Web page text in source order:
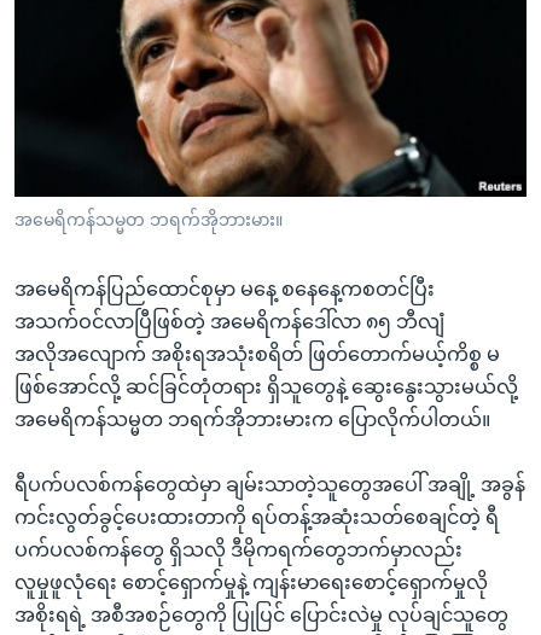
သို့
ရန်
ရှာဖွေ
ရန်
နေရာ
သို့
ရန်
မကြေးမုံရဲ့ အင်္ဂလိပ်စာ
ရုပ်ရှင်ထဲက အင်္ဂလိပ်စာ
သုတပဒေသာ အင်္ဂလိပ်စာ
ရေဒီယိုနှင့်ရုပ်သံ အချက်အလက်များ
ရေဒီယို/တီဗွီအစီအစဉ်
Learning English
ဗွီအိုအေ လူမှုကွန်ယက်များ
ဘာသာစကားများ
အမေရိကန်သမ္မတ ဘရက်အိုဘားမား။
အမေရိကန်ပြည်ထောင်စုမှာ မနေ့ စနေနေ့ကစတင်ပြီး
အသက်ဝင်လာပြီဖြစ်တဲ့ အမေရိကန်ဒေါ်လာ ၈၅ ဘီလျံ
အလိုအလျောက် အစိုးရအသုံးစရိတ် ဖြတ်တောက်မယ့်ကိစ္စ မ
ဖြစ်အောင်လို့ ဆင်ခြင်တုံတရား ရှိသူတွေနဲ့ ဆွေးနွေးသွားမယ်လို့
အမေရိကန်သမ္မတ ဘရက်အိုဘားမားက ပြောလိုက်ပါတယ်။
ရီပက်ပလစ်ကန်တွေထဲမှာ ချမ်းသာတဲ့သူတွေအပေါ် အချို့ အခွန်
ကင်းလွတ်ခွင့်ပေးထားတာကို ရပ်တန့်အဆုံးသတ်စေချင်တဲ့ ရီ
ပက်ပလစ်ကန်တွေ ရှိသလို ဒီမိုကရက်တွေဘက်မှာလည်း
လူမှုဖူလုံရေး စောင့်ရှောက်မှုနဲ့ ကျန်းမာရေးစောင့်ရှောက်မှုလို
အစိုးရရဲ့ အစီအစဉ်တွေကို ပြုပြင် ပြောင်းလဲမှု လုပ်ချင်သူတွေ